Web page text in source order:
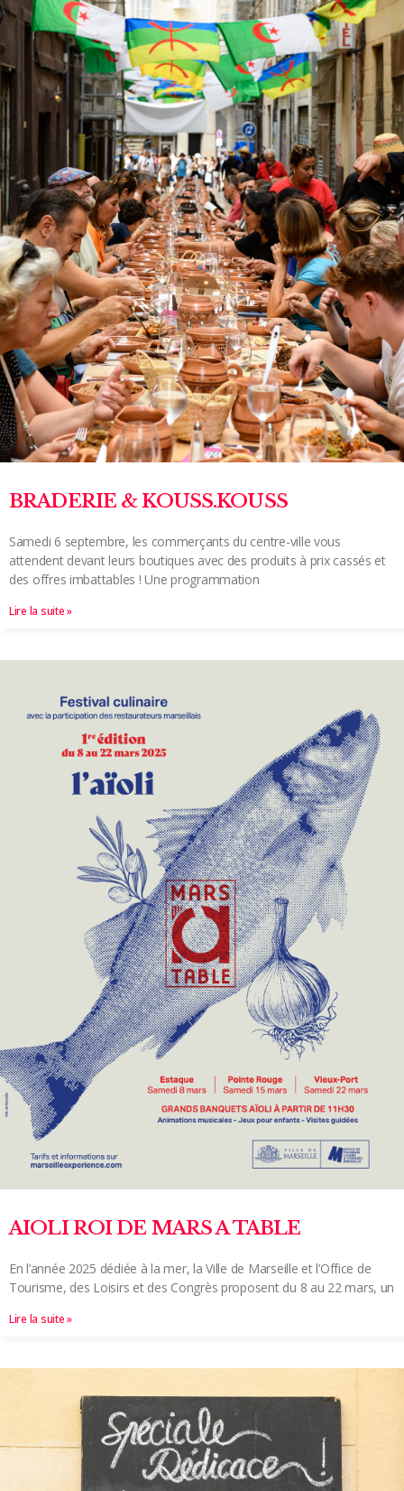
BRADERIE & KOUSS.KOUSS
Samedi 6 septembre, les commerçants du centre-ville vous
attendent devant leurs boutiques avec des produits à prix cassés et
des offres imbattables ! Une programmation
Lire la suite »
AIOLI ROI DE MARS A TABLE
En l’année 2025 dédiée à la mer, la Ville de Marseille et l’Office de
Tourisme, des Loisirs et des Congrès proposent du 8 au 22 mars, un
Lire la suite »